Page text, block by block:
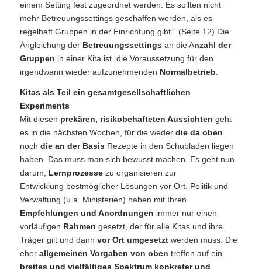
einem Setting fest zugeordnet werden. Es sollten nicht
mehr Betreuungssettings geschaffen werden, als es
regelhaft Gruppen in der Einrichtung gibt.“ (Seite 12) Die
Angleichung der Betreuungssettingsan die Anzahl der
Gruppen in einer Kita ist die Voraussetzung für den
irgendwann wieder aufzunehmenden Normalbetrieb
Kitas als Teil ein gesamtgesellschaftlichen
Experiments
Mit diesen prekären, risikobehafteten Aussichten geht
es in die nächsten Wochen, für die weder die da oben
noch die an der Basis Rezepte in den Schubladen liegen
haben. Das muss man sich bewusst machen. Es geht nun
darum, Lernprozesse zu organisieren zur
Entwicklung bestmöglicher Lösungen vor Ort. Politik und
Verwaltung (u.a. Ministerien) haben mit Ihren
Empfehlungen und Anordnungen immer nur einen
vorläufigen Rahmen gesetzt, der für alle Kitas und ihre
Träger gilt und dann vor Ort umgesetztwerden muss. Die
eher allgemeinen Vorgaben von oben treffen auf ein
breites und vielfältiges Spektrum konkreter und